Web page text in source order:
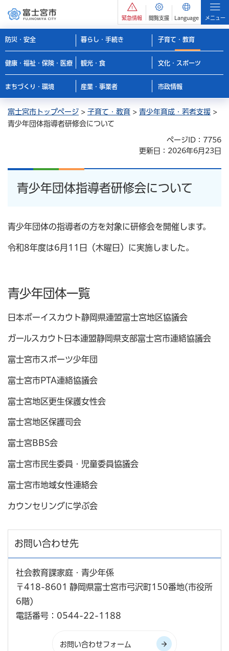
緊急情報 閲覧支援 Language メニュー
防災・安全 暮らし・手続き 子育て・教育
健康・福祉・保険・医療 観光・食 文化・スポーツ
まちづくり・環境 産業・事業者 市政情報
富士宮市トップページ > 子育て・教育 > 青少年育成・若者支援 >
青少年団体指導者研修会について
ページID：7756
更新日：2026年6月23日
青少年団体指導者研修会について
青少年団体の指導者の方を対象に研修会を開催します。
令和8年度は6月11日（木曜日）に実施しました。
青少年団体一覧
日本ボーイスカウト静岡県連盟富士宮地区協議会
ガールスカウト日本連盟静岡県支部富士宮市連絡協議会
富士宮市スポーツ少年団
富士宮市PTA連絡協議会
富士宮地区更生保護女性会
富士宮地区保護司会
富士宮BBS会
富士宮市民生委員・児童委員協議会
富士宮市地域女性連絡会
カウンセリングに学ぶ会
お問い合わせ先
社会教育課家庭・青少年係
〒418-8601 静岡県富士宮市弓沢町150番地(市役所
6階)
電話番号：0544-22-1188